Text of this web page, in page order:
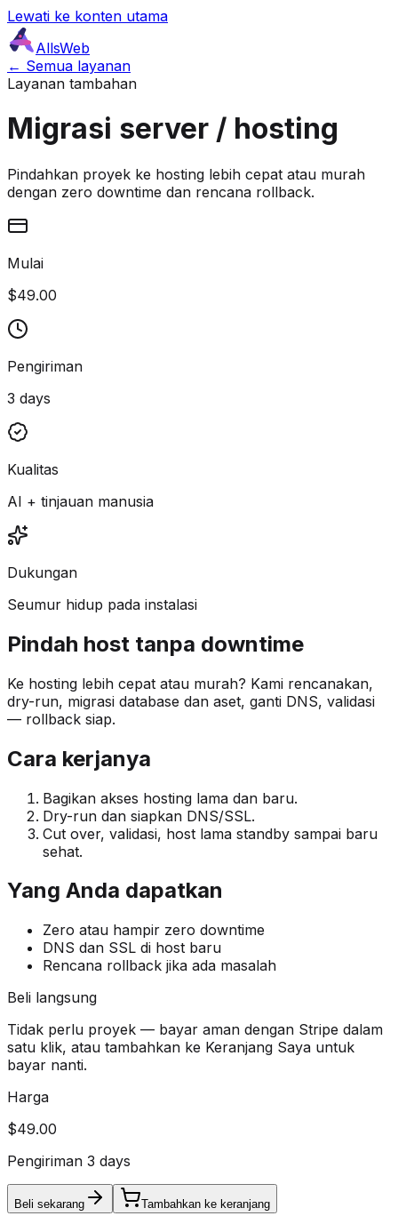
Lewati ke konten utama
AllsWeb
← Semua layanan
Layanan tambahan
Migrasi server / hosting
Pindahkan proyek ke hosting lebih cepat atau murah
dengan zero downtime dan rencana rollback.
Mulai
$49.00
Pengiriman
3 days
Kualitas
AI + tinjauan manusia
Dukungan
Seumur hidup pada instalasi
Pindah host tanpa downtime
Ke hosting lebih cepat atau murah? Kami rencanakan,
dry-run, migrasi database dan aset, ganti DNS, validasi
— rollback siap.
Cara kerjanya
Bagikan akses hosting lama dan baru.
Dry-run dan siapkan DNS/SSL.
Cut over, validasi, host lama standby sampai baru
sehat.
Yang Anda dapatkan
Zero atau hampir zero downtime
DNS dan SSL di host baru
Rencana rollback jika ada masalah
Beli langsung
Tidak perlu proyek — bayar aman dengan Stripe dalam
satu klik, atau tambahkan ke Keranjang Saya untuk
bayar nanti.
Harga
$49.00
Pengiriman 3 days
Beli sekarang Tambahkan ke keranjang